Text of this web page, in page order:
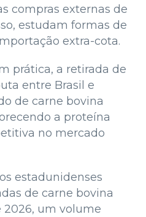
compras externas de
estudam formas de
extra-cota.
prática, a retirada de
entre Brasil e
de carne bovina
a proteína
no mercado
estadunidenses
de carne bovina
2026, um volume